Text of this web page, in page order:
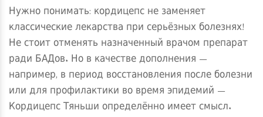
Нужно понимать: кордицепс не заменяет
классические лекарства при серьёзных болезнях!
Не стоит отменять назначенный врачом препарат
ради БАДов. Но в качестве дополнения —
например, в период восстановления после болезни
или для профилактики во время эпидемий —
Кордицепс Тяньши определённо имеет смысл.